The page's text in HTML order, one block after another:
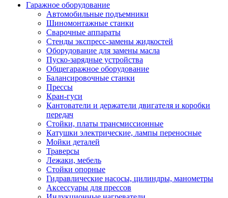
Гаражное оборудование
Автомобильные подъемники
Шиномонтажные станки
Сварочные аппараты
Стенды экспресс-замены жидкостей
Оборудование для замены масла
Пуско-зарядные устройства
Общегаражное оборудование
Балансировочные станки
Прессы
Кран-гуси
Кантователи и держатели двигателя и коробки
передач
Стойки, платы трансмиссионные
Катушки электрические, лампы переносные
Мойки деталей
Траверсы
Лежаки, мебель
Стойки опорные
Гидравлические насосы, цилиндры, манометры
Аксессуары для прессов